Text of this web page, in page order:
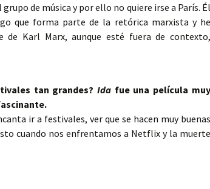
de música y por ello no quiere irse a París. Él
que forma parte de la retórica marxista y he
de Karl Marx, aunque esté fuera de contexto,
tan grandes?Ida fue una película muy
ir a festivales, ver que se hacen muy buenas
cuando nos enfrentamos a Netflix y la muerte